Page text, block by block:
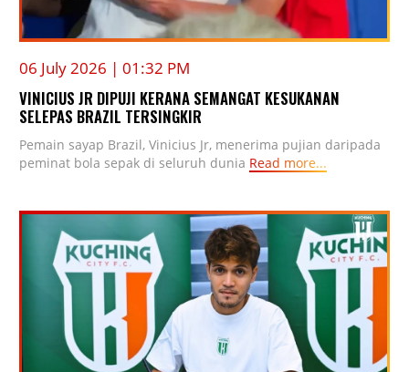
06 July 2026 | 01:32 PM
VINICIUS JR DIPUJI KERANA SEMANGAT KESUKANAN
SELEPAS BRAZIL TERSINGKIR
Pemain sayap Brazil, Vinicius Jr, menerima pujian daripada
peminat bola sepak di seluruh dunia Read more...